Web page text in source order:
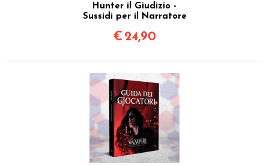
Hunter il Giudizio -
Sussidi per il Narratore
€ 24,90